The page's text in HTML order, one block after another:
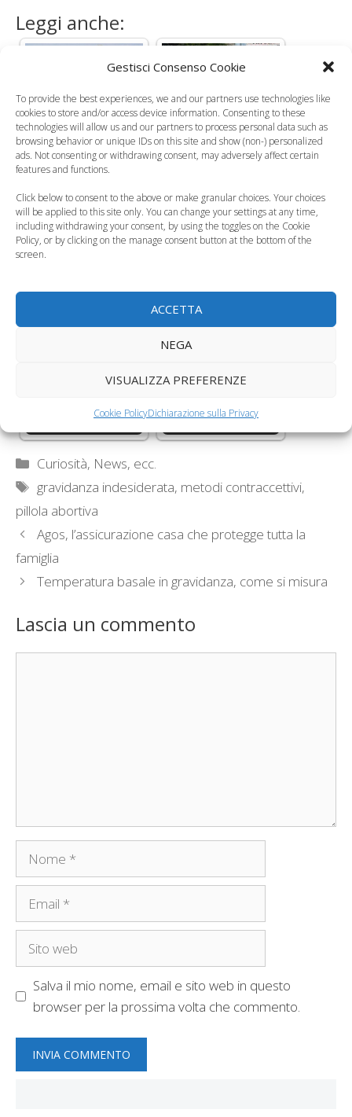
Gestisci Consenso Cookie
To provide the best experiences, we and our partners use technologies like
cookies to store and/or access device information. Consenting to these
technologies will allow us and our partners to process personal data such as
browsing behavior or unique IDs on this site and show (non-) personalized
ads. Not consenting or withdrawing consent, may adversely affect certain
features and functions.
Click below to consent to the above or make granular choices. Your choices
will be applied to this site only. You can change your settings at any time,
including withdrawing your consent, by using the toggles on the Cookie
Policy, or by clicking on the manage consent button at the bottom of the
screen.
ACCETTA
NEGA
VISUALIZZA PREFERENZE
Cookie PolicyDichiarazione sulla Privacy
Leggi anche:
Travelsex, la
campagna estiva per
l'educazione…
Gravidanze precoci,
boom fra le under
19
Italia a due facce:
Italia, più difficile fare
Campania
Gli anticoncezionali
ridurre i…
Categorie
Curiosità, News, ecc.
Tag
gravidanza indesiderata, metodi contraccettivi,
pillola abortiva
Agos, l’assicurazione casa che protegge tutta la
famiglia
Temperatura basale in gravidanza, come si misura
Lascia un commento
Nome
Email
Sito
Salva il mio nome, email e sito web in questo
browser per la prossima volta che commento.